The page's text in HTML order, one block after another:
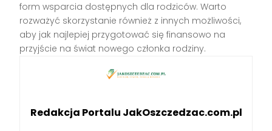
form wsparcia dostępnych dla rodziców. Warto
rozważyć skorzystanie również z innych możliwości,
aby jak najlepiej przygotować się finansowo na
przyjście na świat nowego członka rodziny.
Redakcja Portalu JakOszczedzac.com.pl